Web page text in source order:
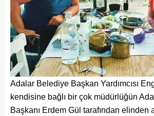
Adalar Belediye Başkan Yardımcısı
kendisine bağlı bir çok müdürlüğün
Başkanı Erdem Gül tarafından elinden